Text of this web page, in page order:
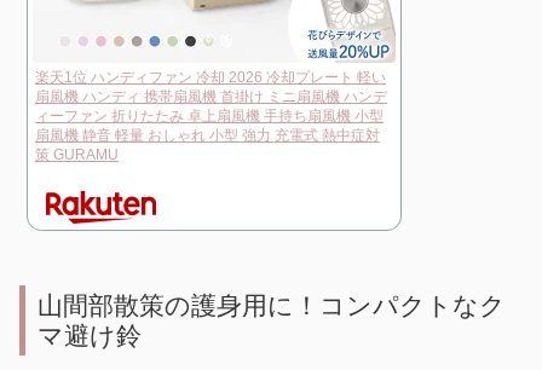
楽天1位 ハンディファン 冷却 2026 冷却プレート 軽い
扇風機 ハンディ 携帯扇風機 首掛け ミニ扇風機 ハンデ
ィーファン 折りたたみ 卓上扇風機 手持ち扇風機 小型
扇風機 静音 軽量 おしゃれ 小型 強力 充電式 熱中症対
策 GURAMU
山間部散策の護身用に！コンパクトなク
マ避け鈴